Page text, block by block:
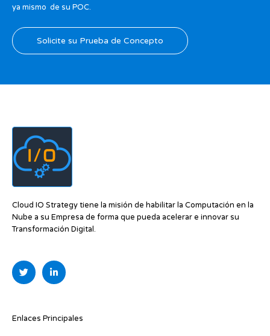
ya mismo de su POC.
Solicite su Prueba de Concepto
Cloud IO Strategy tiene la misión de habilitar la Computación en la
Nube a su Empresa de forma que pueda acelerar e innovar su
Transformación Digital.
T
w
i
r
L
i
n
i
Enlaces Principales